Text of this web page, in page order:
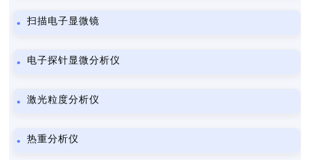
扫描电子显微镜
电子探针显微分析仪
激光粒度分析仪
热重分析仪